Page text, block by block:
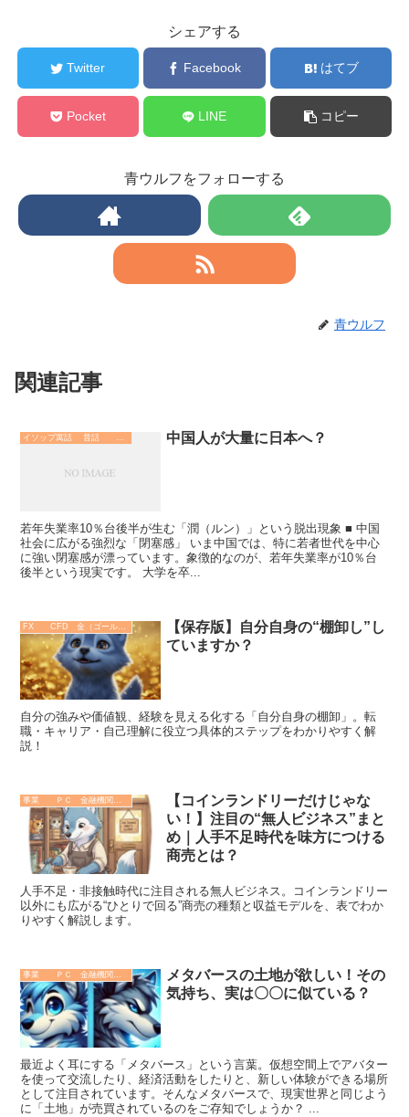
シェアする
Twitter Facebook はてブ
Pocket LINE コピー
青ウルフをフォローする
青ウルフ
関連記事
イソップ寓話 昔話 故事成語. 哲学 歴史 中国人が大量に日本へ？
若年失業率10％台後半が生む「潤（ルン）」という脱出現象 ■ 中国
社会に広がる強烈な「閉塞感」 いま中国では、特に若者世代を中心
に強い閉塞感が漂っています。象徴的なのが、若年失業率が10％台
後半という現実です。 大学を卒...
【保存版】自分自身の“棚卸し”し
ていますか？
自分の強みや価値観、経験を見える化する「自分自身の棚卸」。転
職・キャリア・自己理解に役立つ具体的ステップをわかりやすく解
説！
事業 ＰＣ 金融機関 その他
【コインランドリーだけじゃな
い！】注目の“無人ビジネス”まと
め｜人手不足時代を味方につける
商売とは？
人手不足・非接触時代に注目される無人ビジネス。コインランドリー
以外にも広がる“ひとりで回る”商売の種類と収益モデルを、表でわか
りやすく解説します。
メタバースの土地が欲しい！その
気持ち、実は〇〇に似ている？
最近よく耳にする「メタバース」という言葉。仮想空間上でアバター
を使って交流したり、経済活動をしたりと、新しい体験ができる場所
として注目されています。そんなメタバースで、現実世界と同じよう
に「土地」が売買されているのをご存知でしょうか？ ...